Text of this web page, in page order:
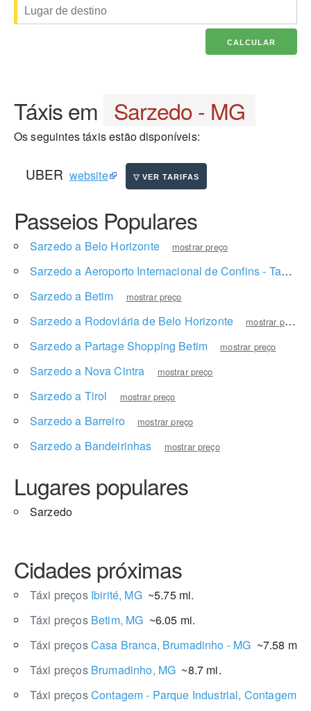
Táxis em Sarzedo - MG
Os seguintes táxis estão disponíveis:
UBER website
Passeios Populares
Sarzedo a Belo Horizonte mostrar preço
Sarzedo a Aeroporto Internacional de Confins - Tancredo Neves
Sarzedo a Betim
mostrar preço
Sarzedo a Rodoviária de Belo Horizonte mostrar preço
Sarzedo a Partage Shopping Betim mostrar preço
Sarzedo a Nova Cintra mostrar preço
Sarzedo a Tirol mostrar preço
Sarzedo a Barreiro mostrar preço
Sarzedo a Bandeirinhas mostrar preço
Lugares populares
Sarzedo
Cidades próximas
Táxi preços Ibirité, MG~5.75 mi.
Táxi preços Betim, MG ~6.05 mi.
Táxi preçosCasa Branca, Brumadinho - MG ~7.58 mi.
Táxi preços Brumadinho, MG ~8.7 mi.
Táxi preçosContagem - Parque Industrial, Contagem -